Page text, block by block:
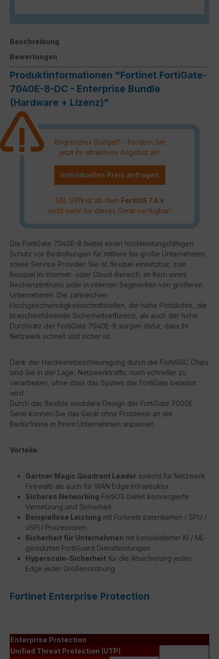
Beschreibung
Bewertungen
Produktinformationen "Fortinet FortiGate-
7040E-8-DC - Enterprise Bundle
(Hardware + Lizenz)"
Begrenztes Budget? - Fordern Sie
jetzt Ihr attraktives Angebot an!
Individuellen Preis anfragen
SSL VPN ist ab dem FortiOS 7.6.x
nicht mehr für dieses Gerät verfügbar!
Die FortiGate 7040E-8 bietet einen hochleistungsfähigen
Schutz vor Bedrohungen für mittlere bis große Unternehmen,
sowie Service Provider. Sie ist flexibel einsetzbar, zum
Beispiel im Internet- oder Cloud-Bereich, im Kern eines
Rechenzentrums oder in internen Segmenten von größeren
Unternehmen. Die zahlreichen
Hochgeschwindigkeitsschnittstellen, die hohe Portdichte, die
branchenführende Sicherheitseffizienz, als auch der hohe
Durchsatz der FortiGate 7040E-8 sorgen dafür, dass Ihr
Netzwerk schnell und sicher ist.
Dank der Hardwarebeschleunigung durch die FortiASIC Chips
sind Sie in der Lage, Netzwerktraffic noch schneller zu
verarbeiten, ohne dass das System der FortiGate belastet
wird.
Durch das flexible modulare Design der FortiGate 7000E
Serie können Sie das Gerät ohne Probleme an die
Bedürfnisse in Ihrem Unternehmen anpassen.
Vorteile:
Gartner Magic Quadrant Leader sowohl für Netzwerk
Firewalls als auch für WAN Edge Infrastruktur
Sicheres Networking FortiOS bietet konvergierte
Vernetzung und Sicherheit
Beispiellose Leistung mit Fortinets patentierten / SPU /
vSPU Prozessoren
Sicherheit für Unternehmen mit konsolidierter KI / ML-
gestützten FortiGuard Dienstleistungen
Hyperscale-Sicherheit für die Absicherung jedes
Edge jeder Größenordnung
Fortinet Enterprise Protection
Enterprise Protection
Unified Threat Protection (UTP)